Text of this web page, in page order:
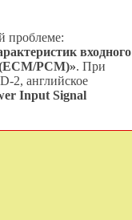
проблеме:
входного
PCM)». При
2, английское
Input Signal